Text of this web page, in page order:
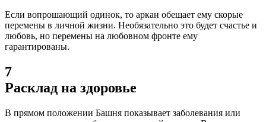
Если вопрошающий одинок, то аркан обещает ему скорые
перемены в личной жизни. Необязательно это будет счастье и
любовь, но перемены на любовном фронте ему
гарантированы.
7
Расклад на здоровье
В прямом положении Башня показывает заболевания или